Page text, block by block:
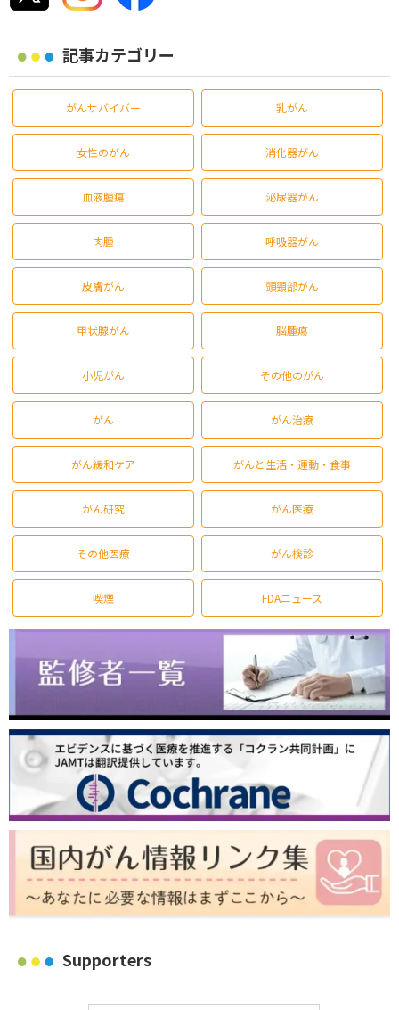
記事カテゴリー
がんサバイバー 乳がん
女性のがん 消化器がん
血液腫瘍 泌尿器がん
肉腫 呼吸器がん
皮膚がん 頭頸部がん
甲状腺がん 脳腫瘍
小児がん その他のがん
がん がん治療
がん緩和ケア がんと生活・運動・食事
がん研究 がん医療
その他医療 がん検診
喫煙 FDAニュース
Supporters